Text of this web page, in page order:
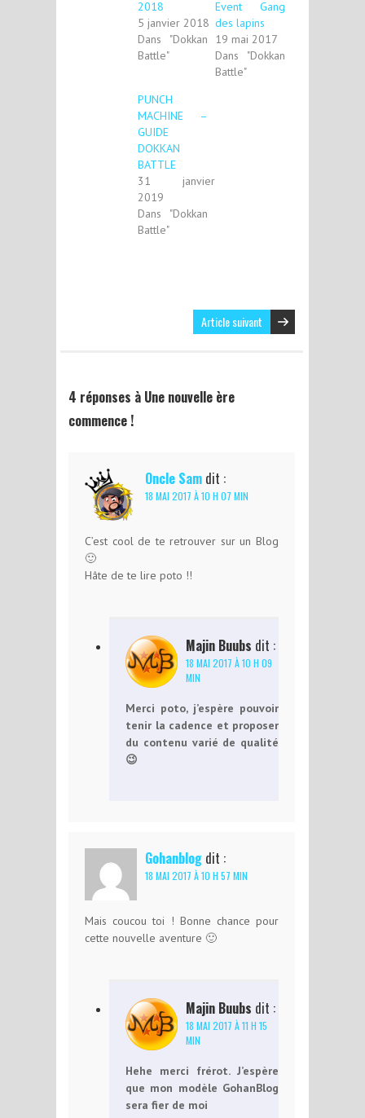
2018
5 janvier 2018
Dans "Dokkan
Battle"
Event Gang
des lapins
19 mai 2017
Dans "Dokkan
Battle"
PUNCH
MACHINE –
GUIDE
DOKKAN
BATTLE
31 janvier
2019
Dans "Dokkan
Battle"
Article suivant
4 réponses à Une nouvelle ère
commence !
Oncle Sam dit :
18 MAI 2017 À 10 H 07 MIN
C’est cool de te retrouver sur un Blog
🙂
Hâte de te lire poto !!
Majin Buubs dit :
18 MAI 2017 À 10 H 09
MIN
Merci poto, j’espère pouvoir
tenir la cadence et proposer
du contenu varié de qualité
😉
Gohanblog dit :
18 MAI 2017 À 10 H 57 MIN
Mais coucou toi ! Bonne chance pour
cette nouvelle aventure 🙂
Majin Buubs dit :
18 MAI 2017 À 11 H 15
MIN
Hehe merci frérot. J’espère
que mon modèle GohanBlog
sera fier de moi